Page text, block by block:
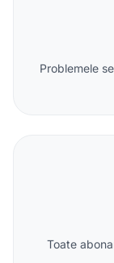
Problemele
Toate